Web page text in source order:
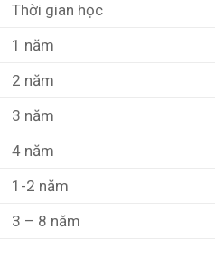
Thời gian học
1 năm
2 năm
3 năm
4 năm
1-2 năm
3 – 8 năm